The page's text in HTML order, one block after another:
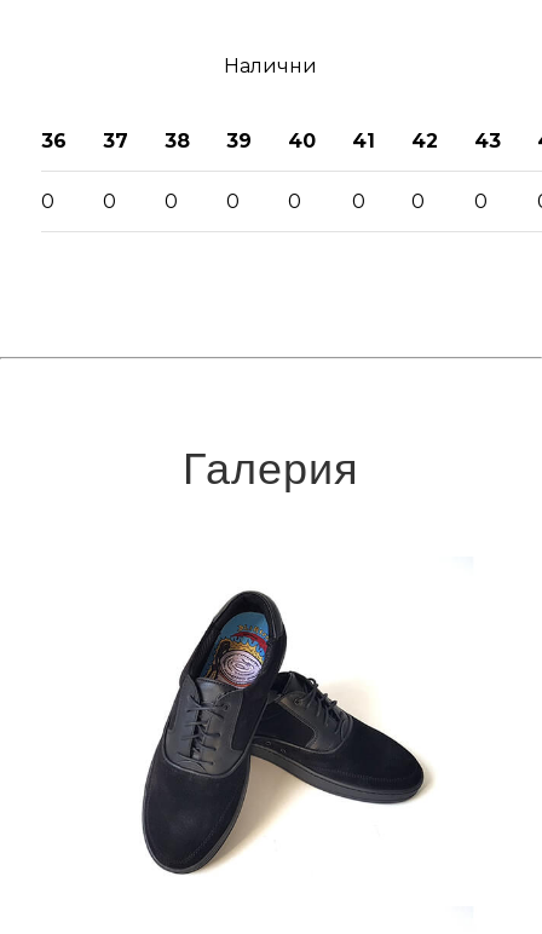
Налични
36 37 38 39 40 41 42 43
0 0 0 0 0 0 0 0
Галерия